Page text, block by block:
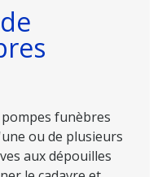
funèbres
ou de plusieurs
aux dépouilles